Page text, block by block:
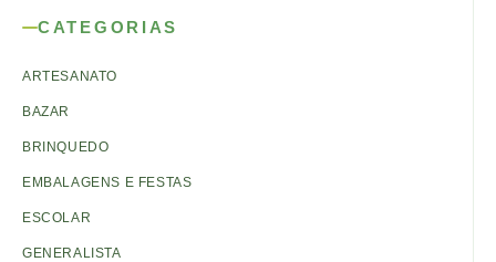
CATEGORIAS
ARTESANATO
BAZAR
BRINQUEDO
EMBALAGENS E FESTAS
ESCOLAR
GENERALISTA